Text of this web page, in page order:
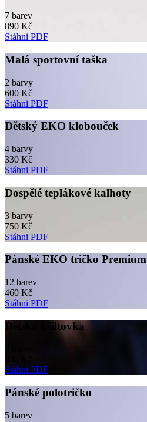
7 barev
890 Kč
Stáhni PDF
Malá sportovní taška
2 barvy
600 Kč
Stáhni PDF
Dětský EKO klobouček
4 barvy
330 Kč
Stáhni PDF
Dospělé teplákové kalhoty
3 barvy
750 Kč
Stáhni PDF
Pánské EKO tričko Premium
12 barev
460 Kč
Stáhni PDF
Dětská kšiltovka
Stáhni PDF
Pánské polotričko
5 barev